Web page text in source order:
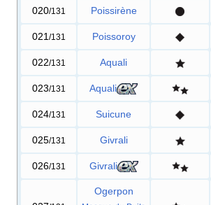
020/131 Poissirène
021 /131 Poissoroy
022/131 Aquali
023/131 Aquali
024/131 Suicune
025/131 Givrali
026/131 Givrali
Ogerpon